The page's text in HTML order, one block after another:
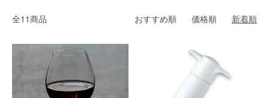
全11商品 おすすめ順 価格順 新着順